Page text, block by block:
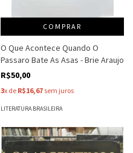
COMPRAR
O Que Acontece Quando O
Passaro Bate As Asas - Brie Araujo
R$50,00
3x de R$16,67 sem juros
LITERATURA BRASILEIRA